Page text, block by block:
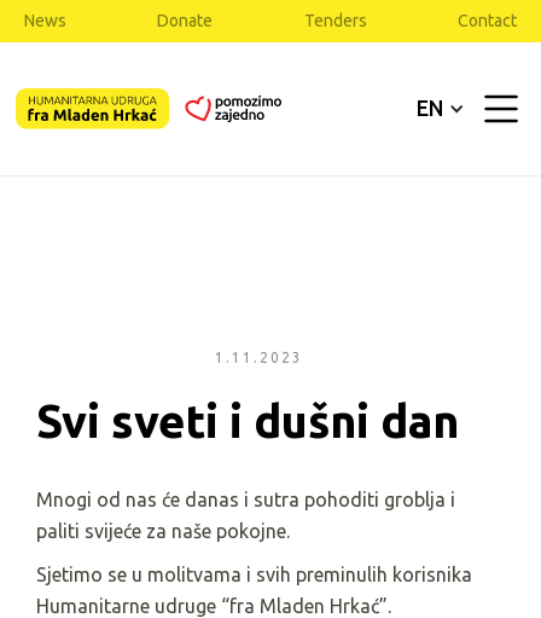
News Donate Tenders Contact
EN
1.11.2023
Svi sveti i dušni dan
Mnogi od nas će danas i sutra pohoditi groblja i
paliti svijeće za naše pokojne.
Sjetimo se u molitvama i svih preminulih korisnika
Humanitarne udruge “fra Mladen Hrkać”.